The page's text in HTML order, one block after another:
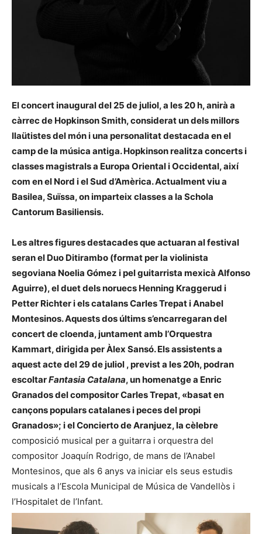
El concert inaugural del 25 de juliol, a les 20 h, anirà a
càrrec de Hopkinson Smith, considerat un dels millors
llaütistes del món i una personalitat destacada en el
camp de la música antiga. Hopkinson realitza concerts i
classes magistrals a Europa Oriental i Occidental, així
com en el Nord i el Sud d’Amèrica. Actualment viu a
Basilea, Suïssa, on imparteix classes a la Schola
Cantorum Basiliensis.
Les altres figures destacades que actuaran al festival
seran el Duo Ditirambo (format per la violinista
segoviana Noelia Gómez i pel guitarrista mexicà Alfonso
Aguirre), el duet dels noruecs Henning Kraggerud i
Petter Richteri els catalansCarles Trepat i Anabel
Montesinos. Aquests dos últims s’encarregaran del
concert de cloenda, juntament amb l’Orquestra
Kammart, dirigida per Àlex Sansó.Els assistents a
aquest acte del 29 de juliol , previst a les 20h, podran
escoltarFantasia Catalana, un homenatge a Enric
Granados del compositor Carles Trepat, «basat en
cançons populars catalanes i peces del propi
Granados»; i el Concierto de Aranjuez, la cèlebre
composició musical per a guitarra i orquestra del
compositor Joaquín Rodrigo, de mans de l’Anabel
Montesinos, que als 6 anys va iniciar els seus estudis
musicals a l’Escola Municipal de Música de Vandellòs i
l’Hospitalet de l’Infant.